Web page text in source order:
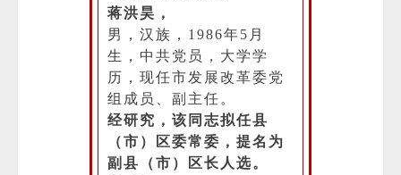
蒋洪昊，
男，汉族，1986年5月
生，中共党员，大学学
历，现任市发展改革委党
组成员、副主任。
经研究，该同志拟任县
（市）区委常委，提名为
副县（市）区长人选。